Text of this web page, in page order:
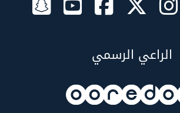
الراعي الرسمي